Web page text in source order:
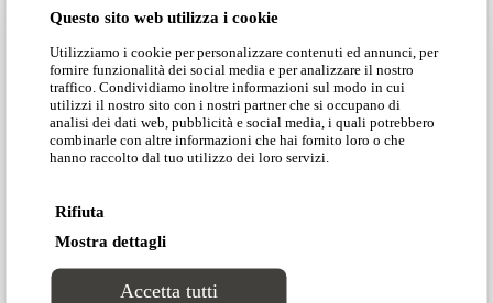
Questo sito web utilizza i cookie
Utilizziamo i cookie per personalizzare contenuti ed annunci, per
fornire funzionalità dei social media e per analizzare il nostro
traffico. Condividiamo inoltre informazioni sul modo in cui
utilizzi il nostro sito con i nostri partner che si occupano di
analisi dei dati web, pubblicità e social media, i quali potrebbero
combinarle con altre informazioni che hai fornito loro o che
hanno raccolto dal tuo utilizzo dei loro servizi.
Rifiuta
Mostra dettagli
Accetta tutti
Groove
Tracks
Sweet dreams
Domingo Salotti S.r.l. Str. della Romagna, 285 –
61121 Pesaro (PU) Italia
© Domingo | P. IVA 00165000415
Privacy Policy